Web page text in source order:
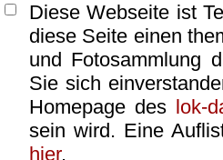
Diese Webseite ist
diese Seite einen
und Fotosammlung
Sie sich
Homepage des lok-
sein wird. Eine
hier.